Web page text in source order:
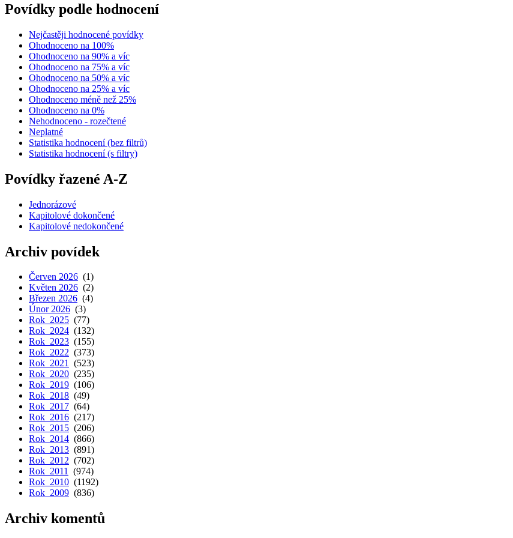
Povídky podle hodnocení
Nejčastěji hodnocené povídky
Ohodnoceno na 100%
Ohodnoceno na 90% a víc
Ohodnoceno na 75% a víc
Ohodnoceno na 50% a víc
Ohodnoceno na 25% a víc
Ohodnoceno méně než 25%
Ohodnoceno na 0%
Nehodnoceno - rozečtené
Neplatné
Statistika hodnocení (bez filtrů)
Statistika hodnocení (s filtry)
Povídky řazené A-Z
Jednorázové
Kapitolové dokončené
Kapitolové nedokončené
Archiv povídek
Červen 2026 (1)
Květen 2026 (2)
Březen 2026 (4)
Únor 2026 (3)
Rok 2025 (77)
Rok 2024 (132)
Rok 2023 (155)
Rok 2022 (373)
Rok 2021 (523)
Rok 2020 (235)
Rok 2019 (106)
Rok 2018 (49)
Rok 2017 (64)
Rok 2016 (217)
Rok 2015 (206)
Rok 2014 (866)
Rok 2013 (891)
Rok 2012 (702)
Rok 2011 (974)
Rok 2010 (1192)
Rok 2009 (836)
Archiv komentů